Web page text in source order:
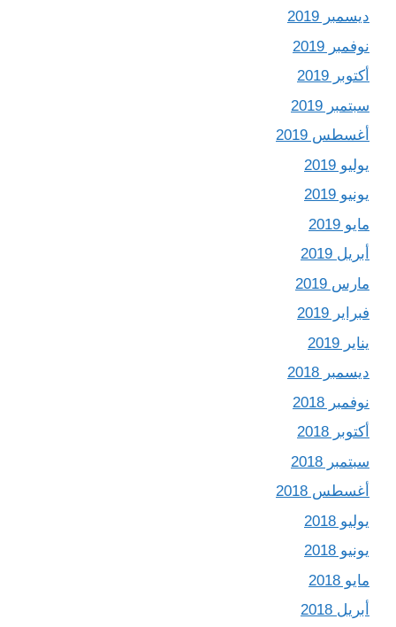
ديسمبر 2019
نوفمبر 2019
أكتوبر 2019
سبتمبر 2019
أغسطس 2019
يوليو 2019
يونيو 2019
مايو 2019
أبريل 2019
مارس 2019
فبراير 2019
يناير 2019
ديسمبر 2018
نوفمبر 2018
أكتوبر 2018
سبتمبر 2018
أغسطس 2018
يوليو 2018
يونيو 2018
مايو 2018
أبريل 2018